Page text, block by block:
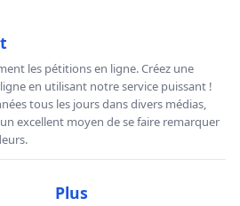
les pétitions en ligne. Créez une
en utilisant notre service puissant !
tous les jours dans divers médias,
excellent moyen de se faire remarquer
Plus